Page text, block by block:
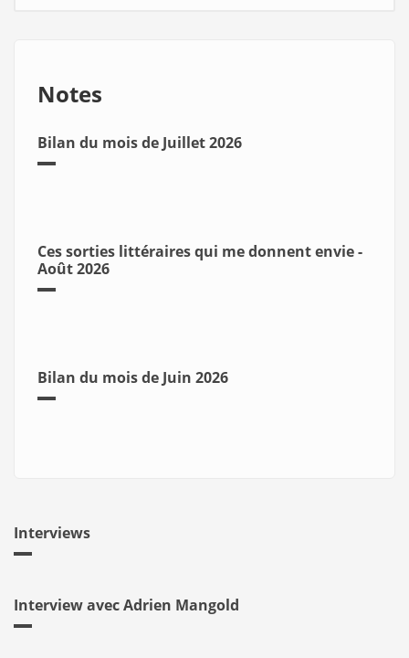
Notes
Bilan du mois de Juillet 2026
Ces sorties littéraires qui me donnent envie -
Août 2026
Bilan du mois de Juin 2026
Interviews
Interview avec Adrien Mangold